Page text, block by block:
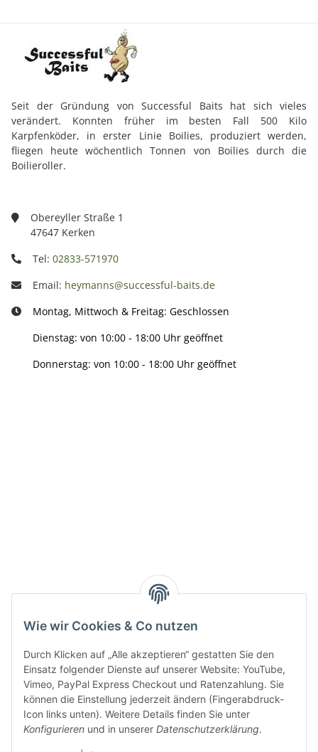
Wie wir Cookies & Co nutzen
Durch Klicken auf „Alle akzeptieren“ gestatten Sie den
Einsatz folgender Dienste auf unserer Website: YouTube,
Vimeo, PayPal Express Checkout und Ratenzahlung. Sie
können die Einstellung jederzeit ändern (Fingerabdruck-
Icon links unten). Weitere Details finden Sie unter
Konfigurieren und in unserer Datenschutzerklärung.
Seit der Gründung von Successful Baits hat sich vieles
verändert. Konnten früher im besten Fall 500 Kilo
Karpfenköder, in erster Linie Boilies, produziert werden,
fliegen heute wöchentlich Tonnen von Boilies durch die
Boilieroller.
Obereyller Straße 1
47647 Kerken
Tel: 02833-571970
Email: heymanns@successful-baits.de
Montag, Mittwoch & Freitag: Geschlossen
Dienstag: von 10:00 - 18:00 Uhr geöffnet
Donnerstag: von 10:00 - 18:00 Uhr geöffnet
Gesetzliche Informationen